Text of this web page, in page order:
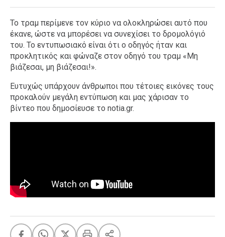
Το τραμ περίμενε τον κύριο να ολοκληρώσει αυτό που
έκανε, ώστε να μπορέσει να συνεχίσει το δρομολόγιό
του. Το εντυπωσιακό είναι ότι ο οδηγός ήταν και
προκλητικός και φώναζε στον οδηγό του τραμ «Μη
βιάζεσαι, μη βιάζεσαι!».
Ευτυχώς υπάρχουν άνθρωποι που τέτοιες εικόνες τους
προκαλούν μεγάλη εντύπωση και μας χάρισαν το
βίντεο που δημοσίευσε το notia.gr.